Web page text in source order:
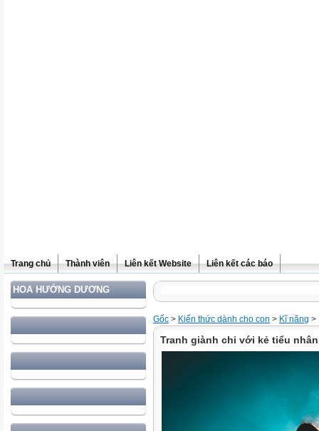
Trang chủ Thành viên Liên kết Website Liên kết các báo
HOA HƯỚNG DƯƠNG
Gốc > Kiến thức dành cho con > Kĩ năng >
Tranh giành chi với kẻ tiểu nhân